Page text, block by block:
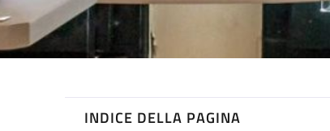
INDICE DELLA PAGINA